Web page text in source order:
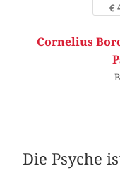
€
Cornelius
Die Psyche